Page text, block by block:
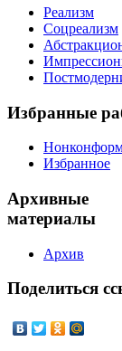
Реализм
Соцреализм
Избранные
Избранное
Архивные
материалы
Архив
Поделиться